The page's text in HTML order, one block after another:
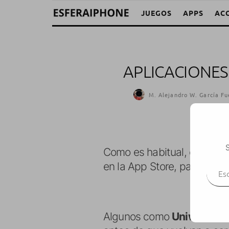
JUEGOS APPS
M. Alejandro W. García
Como es habitual, os dejo
en la App Store, para que
Algunos como Uniwar,